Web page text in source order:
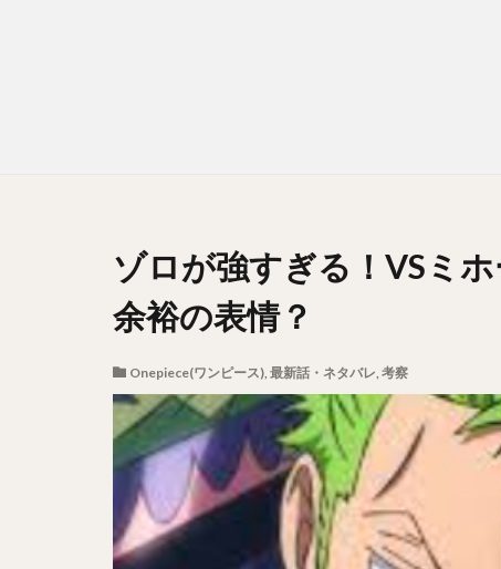
ゾロが強すぎる！VSミ
余裕の表情？
Onepiece(ワンピース), 最新話・ネタバレ, 考察